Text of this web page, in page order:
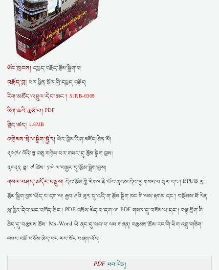
ཡོང་ཁུངས། དཔྱད་བརྗོད་རྩོམ་སྒྲིག་པ།
བརྗོད་བྱ། ཕར་ཕྱིན་སྐོར་གྱི་དཔྱད་བརྗོད།
རིག་མཛོད་འཕྲུལ་དེབ་ཨང་། SJRB-0308
ཡིག་ཆའི་རྣམ་པ། PDF
ལྗིད་ཚད། 1.8MB
འགྲེམས་སྤེལ་སྒྲིག་སྦྱོར། སེར་བྱེས་རིག་མཛོད་ཆེན་མོ།
༢༠༡༦ ལོའི་ཟླ་བཅུ་གཉིས་པར་གསར་དུ་རྩོམ་སྒྲིག་བྱས།
༢༠༢༢ ཟླ་ ༧ ཚེས་ ༡༧ ལ་བསྐྱར་དུ་རྩོམ་སྒྲིག་བྱས།
གསལ་བཤད་མདོར་བསྡུས། དེང་རྩོམ་གྱི་རིགས་ནི་ཡོང་ཁུངས་དེབ་ཏུ་གསལ་བ་ལྟར་དང་། EPUB རུ་
རྩོམ་སྒྲིག་བྱས་ཡོད་པ་དག་ལ། རྒྱབ་ཤའི་ཟུར་དུ་འདི་ག་རྩོམ་སྒྲིག་ཁང་གི་ལས་རྟགས་དང་། བསྡོམས་ཐོ་ལེན་
སླ་ཕྱིར་དེབ་ཨང་བཀོད་ཅིང་། PDF བཟོས་མེད་པ་དག་ལ་ PDF གསར་དུ་བཟོས་པ་དང་། བལྟ་ཀློག་གི་
ཆེད་དུ་བརྩམས་ཆོས་ Ms-Word ཡི་ནང་དུ་ཕབ་པ་ལས་གཞན། བརྩམས་ཆོས་རང་གི་ཡིག་འབྲུ་གཅིག་
ལའང་བཟོ་བཅོས་མེད་པར་རང་སོར་བཞག་ཡོད།
PDF ཕབ་ལེན།